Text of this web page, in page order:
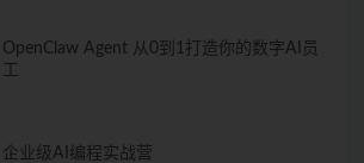
OpenClaw Agent 从0到1打造你的数字AI员
企业级AI编程实战营